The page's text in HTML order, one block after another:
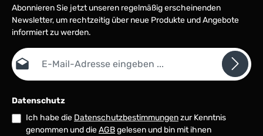
Abonnieren Sie jetzt unseren regelmäßig erscheinenden
Newsletter, um rechtzeitig über neue Produkte und Angebote
informiert zu werden.
E-Mail-Adresse*
Datenschutz
Ich habe die Datenschutzbestimmungenzur Kenntnis
genommen und dieAGBgelesen und bin mit ihnen